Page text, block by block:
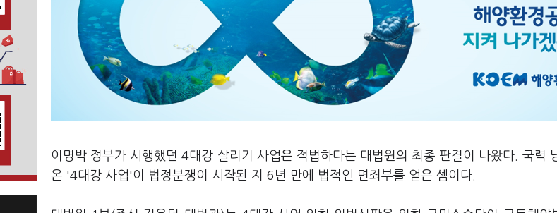
이명박 정부가 시행했던 4대강 살리기 사업은 적법하다는 대법원의 최종 판결이 나왔다. 국력
온 '4대강 사업'이 법정분쟁이 시작된 지 6년 만에 법적인 면죄부를 얻은 셈이다.